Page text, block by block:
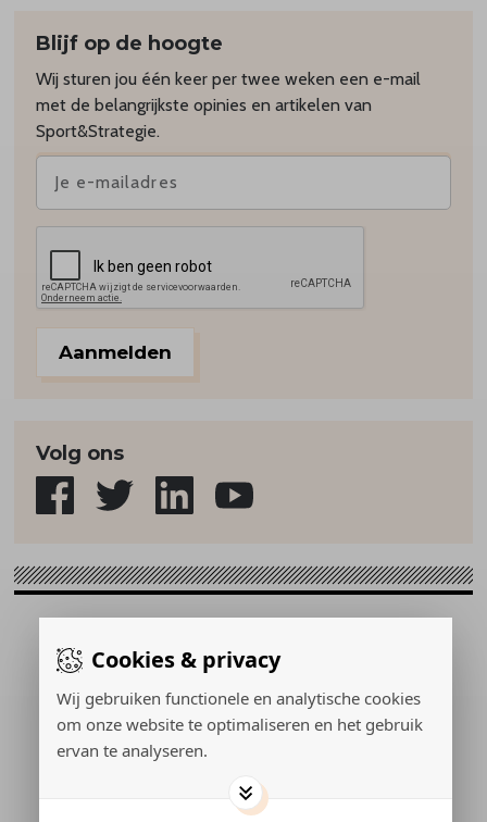
Cookies & privacy
Wij gebruiken functionele en analytische cookies
om onze website te optimaliseren en het gebruik
ervan te analyseren.
Blijf op de hoogte
Wij sturen jou één keer per twee weken een e-mail
met de belangrijkste opinies en artikelen van
Sport&Strategie.
Aanmelden
Volg ons
Gerealiseerd door:
PRIVACY POLICY
COOKIES